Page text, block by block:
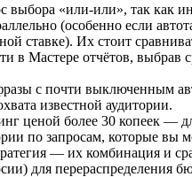
выбора «или-или», так как
(особенно если
ставке). Их стоит
в Мастере отчётов, выбрав
с почти выключенным
известной аудитории.
ценой более 30 копеек —
по запросам, которые вы
— их комбинация и
для перераспределения